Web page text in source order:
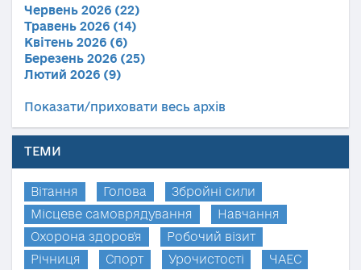
Червень 2026 (22)
Травень 2026 (14)
Квітень 2026 (6)
Березень 2026 (25)
Лютий 2026 (9)
Показати/приховати весь архів
ТЕМИ
Вітання Голова
Збройні сили
Місцеве самоврядування
Навчання
Охорона здоров'я
Робочий візит
Річниця
Спорт Урочистості
ЧАЕС